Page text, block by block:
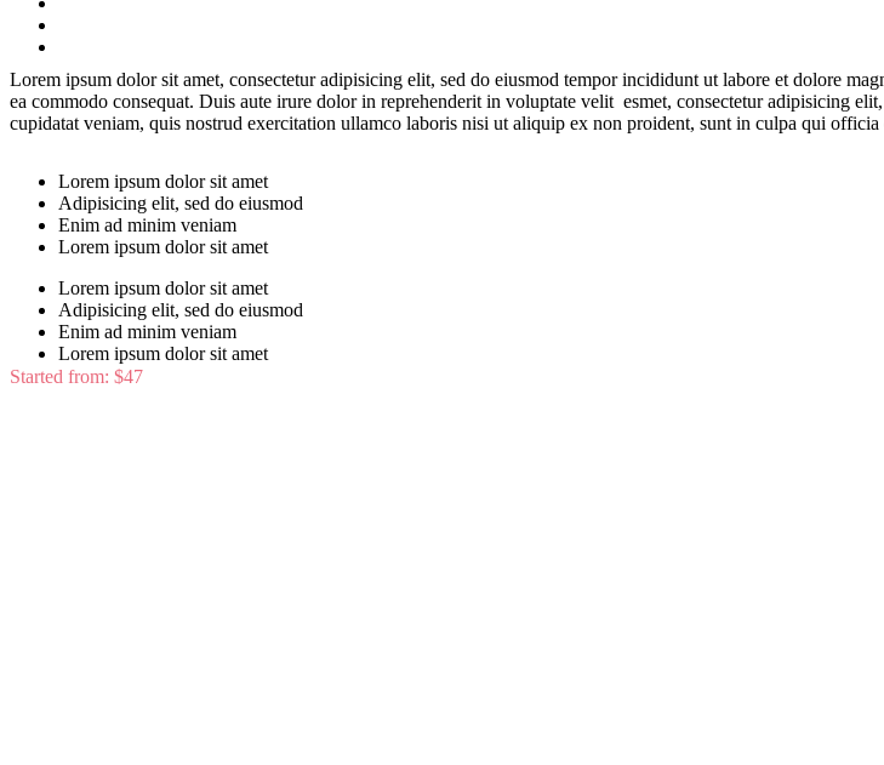
Lorem ipsum dolor sit amet, consectetur adipisicing elit, sed do eiusmod tempor incididunt ut labore et dolore
ea commodo consequat. Duis aute irure dolor in reprehenderit in voluptate velit esmet, consectetur adipisicing
cupidatat veniam, quis nostrud exercitation ullamco laboris nisi ut aliquip ex non proident, sunt in culpa qui
Lorem ipsum dolor sit amet
Adipisicing elit, sed do eiusmod
Enim ad minim veniam
Lorem ipsum dolor sit amet
Lorem ipsum dolor sit amet
Adipisicing elit, sed do eiusmod
Enim ad minim veniam
Lorem ipsum dolor sit amet
Started from: $47